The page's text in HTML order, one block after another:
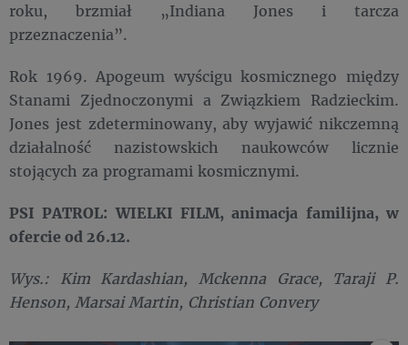
roku, brzmiał „Indiana Jones i tarcza
przeznaczenia”.
Rok 1969. Apogeum wyścigu kosmicznego między
Stanami Zjednoczonymi a Związkiem Radzieckim.
Jones jest zdeterminowany, aby wyjawić nikczemną
działalność nazistowskich naukowców licznie
stojących za programami kosmicznymi.
PSI PATROL: WIELKI FILM, animacja familijna, w
ofercie od 26.12.
Wys.: Kim Kardashian, Mckenna Grace, Taraji P.
Henson, Marsai Martin, Christian Convery